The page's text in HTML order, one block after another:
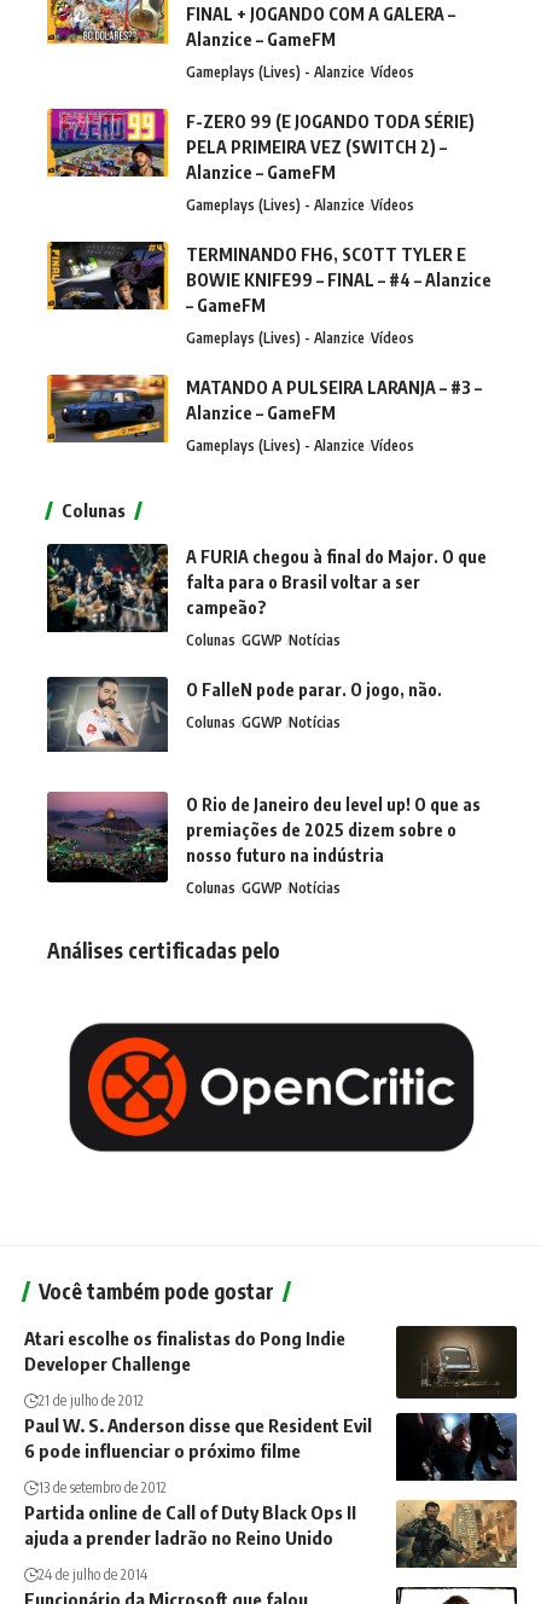
FINAL + JOGANDO COM A GALERA –
Alanzice – GameFM
Gameplays (Lives) - Alanzice Vídeos
F-ZERO 99 (E JOGANDO TODA SÉRIE)
PELA PRIMEIRA VEZ (SWITCH 2) –
Alanzice – GameFM
Gameplays (Lives) - Alanzice Vídeos
TERMINANDO FH6, SCOTT TYLER E
BOWIE KNIFE99 – FINAL – #4 – Alanzice
– GameFM
Gameplays (Lives) - Alanzice Vídeos
MATANDO A PULSEIRA LARANJA – #3 –
Alanzice – GameFM
Gameplays (Lives) - Alanzice Vídeos
Colunas
A FURIA chegou à final do Major. O que
falta para o Brasil voltar a ser
campeão?
Colunas GGWP Notícias
O FalleN pode parar. O jogo, não.
Colunas GGWP Notícias
O Rio de Janeiro deu level up! O que as
premiações de 2025 dizem sobre o
nosso futuro na indústria
Colunas GGWP Notícias
Análises certificadas pelo
Você também pode gostar
Atari escolhe os finalistas do Pong Indie
Developer Challenge
21 de julho de 2012
Paul W. S. Anderson disse que Resident Evil
6 pode influenciar o próximo filme
13 de setembro de 2012
Partida online de Call of Duty Black Ops II
ajuda a prender ladrão no Reino Unido
24 de julho de 2014
Funcionário da Microsoft que falou